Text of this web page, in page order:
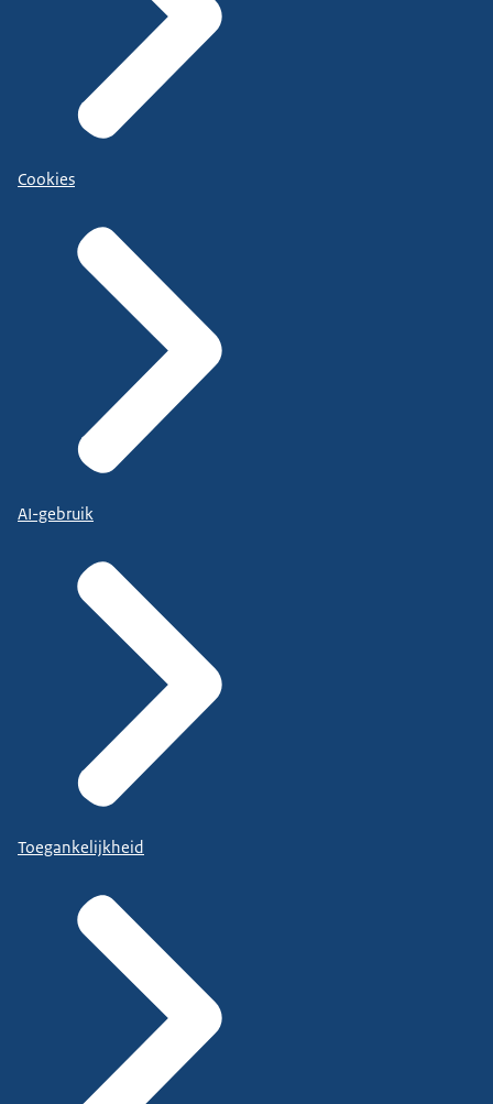
Cookies
AI-gebruik
Toegankelijkheid